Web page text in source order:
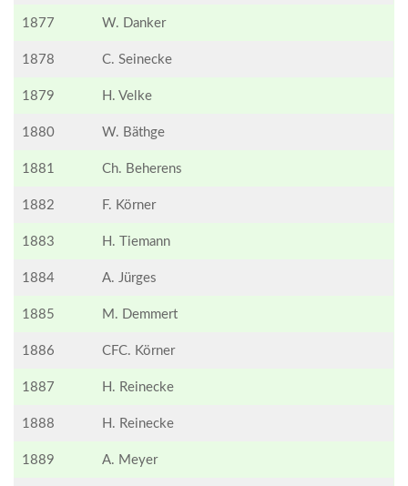
1877 W. Danker
1878 C. Seinecke
1879 H. Velke
1880 W. Bäthge
1881 Ch. Beherens
1882 F. Körner
1883 H. Tiemann
1884 A. Jürges
1885 M. Demmert
1886 CFC. Körner
1887 H. Reinecke
1888 H. Reinecke
1889 A. Meyer